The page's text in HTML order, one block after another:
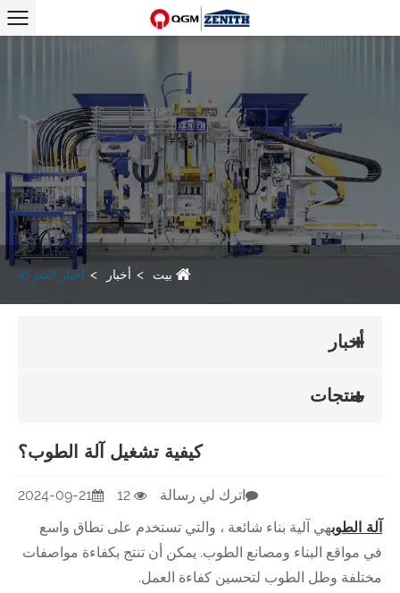
بيت أخبار أخبار الشركة
أخبار
منتجات
كيفية تشغيل آلة الطوب؟
2024-09-21
اترك لي رسالة
آلة الطوبهي آلية بناء شائعة ، والتي تستخدم على نطاق واسع
في مواقع البناء ومصانع الطوب. يمكن أن تنتج بكفاءة مواصفات
مختلفة وطل الطوب لتحسين كفاءة العمل.